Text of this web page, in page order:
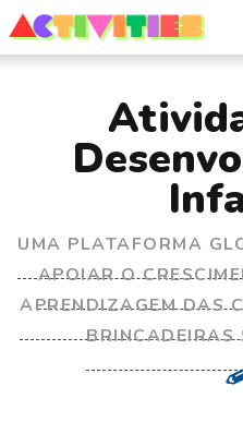
UMA PLATAFORMA
APOIAR O
APRENDIZAGEM DAS
BRINCADEIRAS